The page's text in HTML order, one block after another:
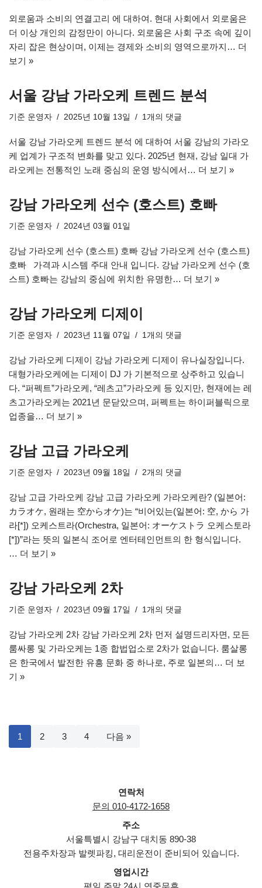
외로움과 소비의 연결고리 에 대하여. 현대 사회에서 외로움은
더 이상 개인의 감정만이 아니다. 외로움은 사회 구조 속에 깊이
자리 잡은 현상이며, 이제는 경제와 소비의 영역으로까지… 더
보기 »
서울 강남 가라오케 트렌드 분석
기준 운영자 2025년 10월 13일 1개의 댓글
서울 강남 가라오케 트렌드 분석 에 대하여 서울 강남의 가라오
케 업계가 구조적 변화를 맞고 있다. 2025년 현재, 강남 일대 가
라오케는 전통적인 노래 중심의 운영 방식에서… 더 보기 »
강남 가라오케 선수 (호스트) 호빠
기준 운영자 2024년 03월 01일
강남 가라오케 선수 (호스트) 호빠 강남 가라오케 선수 (호스트)
호빠 가격과 시스템 주대 안내 입니다. 강남 가라오케 선수 (호
스트) 호빠는 강남의 중심에 위치한 유명한… 더 보기 »
강남 가라오케 디제이
기준 운영자 2023년 11월 07일 1개의 댓글
강남 가라오케 디제이 강남 가라오케 디제이 유나실장입니다.
대형가라오케에는 디제이 DJ 가 기본적으로 상주하고 있습니
다. “퍼펙트”가라오케, “레츠고”가라오케 등 있지만, 현재에는 레
츠고가라오케는 2021년 문닫았으며, 퍼펙트는 하이퍼블릭으로
업종을… 더 보기 »
강남 고급 가라오케
기준 운영자 2023년 09월 18일 2개의 댓글
강남 고급 가라오케 강남 고급 가라오케 가라오케란? (일본어:
カラオケ, 원래는 空からオケ)는 “비어있는(일본어: 空, から 가
라[*]) 오케스트라(Orchestra, 일본어: オーケストラ 오케스토라
[*])”라는 뜻의 일본식 조어로 엔터테인먼트의 한 형식입니다.
… 더 보기 »
강남 가라오케 2차
기준 운영자 2023년 09월 17일 1개의 댓글
강남 가라오케 2차 강남 가라오케 2차 먼저 설명드리자면, 모든
룸싸롱 및 가라오케는 1종 합법업소로 2차가 없습니다. 룸살롱
은 한국에서 발전한 유흥 문화 중 하나로, 주로 일본의… 더 보
기 »
1 2 3 4 다음 »
연락처
문의 010-4172-1658
주소
서울특별시 강남구 대치동 890-38
전용주차장과 발렛파킹, 대리운전이 준비되어 있습니다.
영업시간
평일,주말 24시 연중무휴